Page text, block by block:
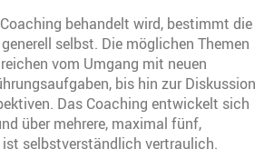
behandelt wird, bestimmt die
selbst. Die möglichen Themen
vom Umgang mit neuen
bis hin zur Diskussion
Das Coaching entwickelt sich
über mehrere, maximal fünf,
ist selbstverständlich vertraulich.